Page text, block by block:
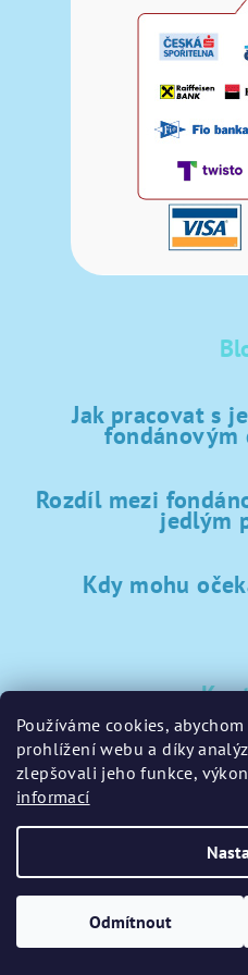
Používáme cookies,
prohlížení webu a díky
zlepšovali jeho funkce,
informací
Odmítnout
Jak pracovat s
fondánovým
Rozdíl mezi
jedlým
Kdy mohu
sklad@sladke-potreby.cz
+420 797728283
Upravit